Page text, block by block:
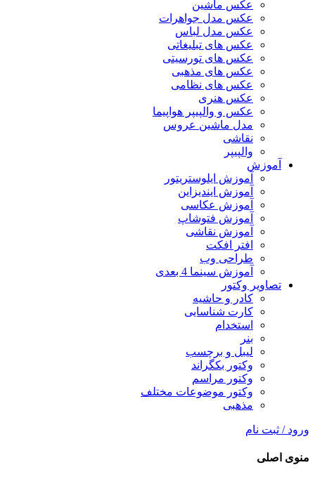
عکس ماشین
عکس مدل جواهرات
عکس مدل لباس
عکس های تبلیغاتی
عکس های تورسیتی
عکس های مذهبی
عکس های نظامی
عکس هنری
عکس و والپیپر هواپیما
مدل ماشین عروس
نقاشی
والپیپر
آموزش
آموزش ایلوستریتور
آموزش ایندیزاین
آموزش عکاسی
آموزش فتوشاپ
آموزش نقاشی
افتر افکت
طراحی وب
آموزش سینما 4 بعدی
تصاویر وکتور
کادر و حاشیه
کارت شناسایی
استخدام
بنر
لیبل و برچسب
وکتور بکگراند
وکتور مراسم
وکتور موضوعات مختلف
مذهبی
ورود / ثبت نام
منوی اصلی